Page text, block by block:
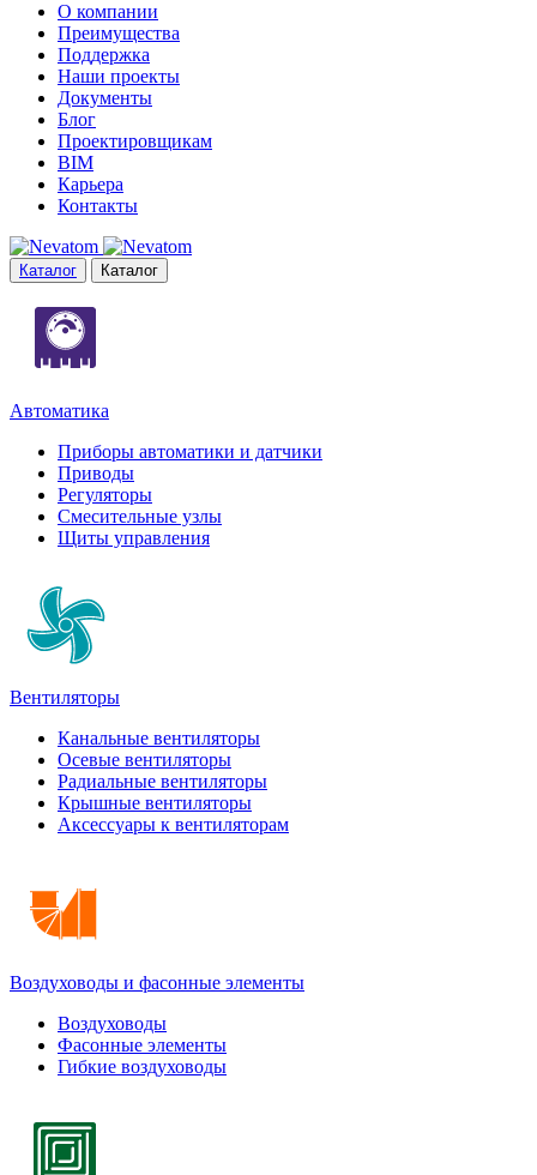
О компании
Преимущества
Поддержка
Наши проекты
Документы
Блог
Проектировщикам
BIM
Карьера
Контакты
Каталог Каталог
Автоматика
Приборы автоматики и датчики
Приводы
Регуляторы
Смесительные узлы
Щиты управления
Вентиляторы
Канальные вентиляторы
Осевые вентиляторы
Радиальные вентиляторы
Крышные вентиляторы
Аксессуары к вентиляторам
Воздуховоды и фасонные элементы
Воздуховоды
Фасонные элементы
Гибкие воздуховоды